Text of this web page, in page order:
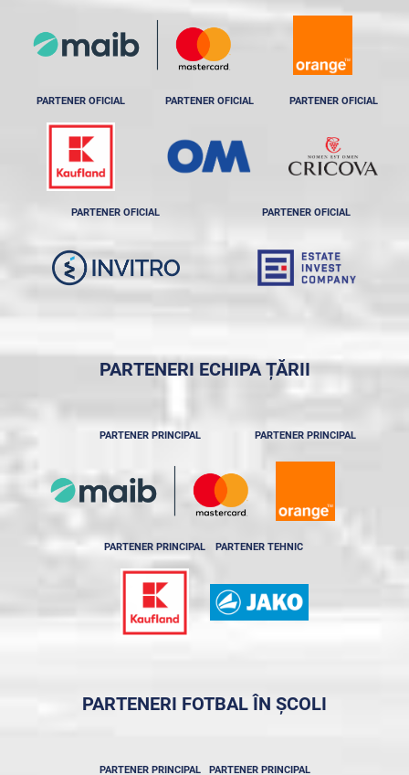
PARTENER OFICIAL PARTENER OFICIAL PARTENER OFICIAL
PARTENER OFICIAL PARTENER OFICIAL
PARTENERI ECHIPA ȚĂRII
PARTENER PRINCIPAL PARTENER PRINCIPAL
PARTENER PRINCIPAL PARTENER TEHNIC
PARTENERI FOTBAL ÎN ȘCOLI
PARTENER PRINCIPAL PARTENER PRINCIPAL